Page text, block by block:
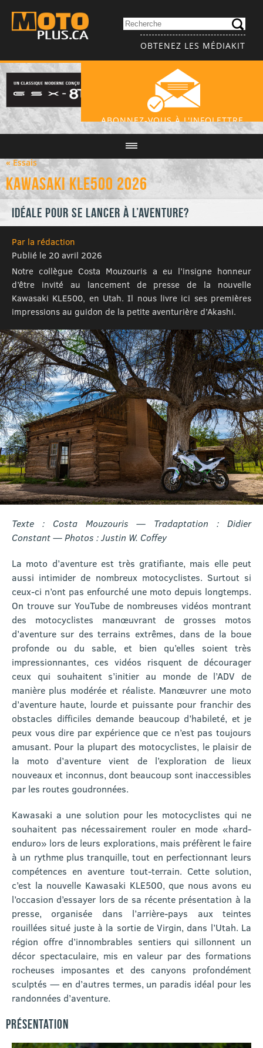
OBTENEZ LES MÉDIAKIT
ABONNEZ-VOUS À L'INFOLETTRE
« Essais
Kawasaki KLE500 2026
Idéale pour se lancer à l’aventure?
Par la rédaction
Publié le 20 avril 2026
Notre collègue Costa Mouzouris a eu l’insigne honneur
d’être invité au lancement de presse de la nouvelle
Kawasaki KLE500, en Utah. Il nous livre ici ses premières
impressions au guidon de la petite aventurière d’Akashi.
Texte : Costa Mouzouris — Tradaptation : Didier
Constant — Photos : Justin W. Coffey
La moto d’aventure est très gratifiante, mais elle peut
aussi intimider de nombreux motocyclistes. Surtout si
ceux-ci n’ont pas enfourché une moto depuis longtemps.
On trouve sur YouTube de nombreuses vidéos montrant
des motocyclistes manœuvrant de grosses motos
d’aventure sur des terrains extrêmes, dans de la boue
profonde ou du sable, et bien qu’elles soient très
impressionnantes, ces vidéos risquent de décourager
ceux qui souhaitent s’initier au monde de l’ADV de
manière plus modérée et réaliste. Manœuvrer une moto
d’aventure haute, lourde et puissante pour franchir des
obstacles difficiles demande beaucoup d’habileté, et je
peux vous dire par expérience que ce n’est pas toujours
amusant. Pour la plupart des motocyclistes, le plaisir de
la moto d’aventure vient de l’exploration de lieux
nouveaux et inconnus, dont beaucoup sont inaccessibles
par les routes goudronnées.
Kawasaki a une solution pour les motocyclistes qui ne
souhaitent pas nécessairement rouler en mode «hard-
enduro» lors de leurs explorations, mais préfèrent le faire
à un rythme plus tranquille, tout en perfectionnant leurs
compétences en aventure tout-terrain. Cette solution,
c’est la nouvelle Kawasaki KLE500, que nous avons eu
l’occasion d’essayer lors de sa récente présentation à la
presse, organisée dans l’arrière-pays aux teintes
rouillées situé juste à la sortie de Virgin, dans l’Utah. La
région offre d’innombrables sentiers qui sillonnent un
décor spectaculaire, mis en valeur par des formations
rocheuses imposantes et des canyons profondément
sculptés — en d’autres termes, un paradis idéal pour les
randonnées d’aventure.
PRÉSENTATION